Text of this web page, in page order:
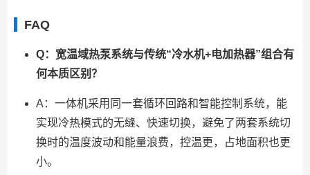
FAQ
Q：宽温域热泵系统与传统“冷水机+电加热器”组合有
何本质区别？
A：一体机采用同一套循环回路和智能控制系统，能
实现冷热模式的无缝、快速切换，避免了两套系统切
换时的温度波动和能量浪费，控温更，占地面积也更
小。